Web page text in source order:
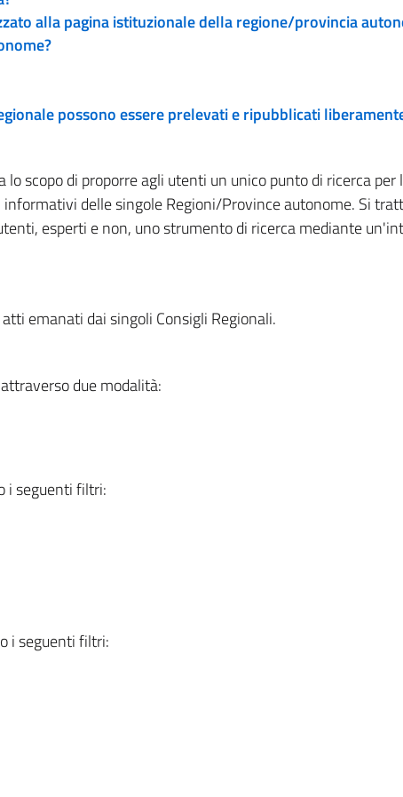
alla pagina istituzionale della regione/provincia
possono essere prelevati e ripubblicati
scopo di proporre agli utenti un unico punto di ricerca
delle singole Regioni/Province autonome. Si
esperti e non, uno strumento di ricerca mediante
emanati dai singoli Consigli Regionali.
due modalità:
i seguenti filtri:
i seguenti filtri: